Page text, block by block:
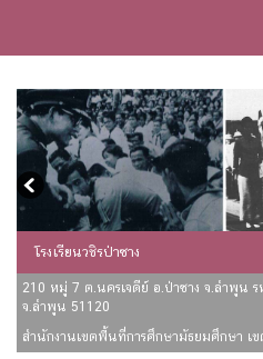
โรงเรียนวชิรป่าซาง
210 หมู่ 7 ต.นครเจดีย์ อ.ป่าซาง จ.ลำพูน
จ.ลำพูน 51120
สำนักงานเขตพื้นที่การศึกษามัธยมศึกษา เ